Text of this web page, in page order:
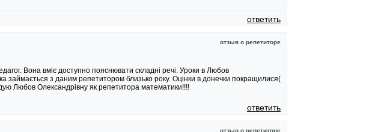
ответить
отзыв о репетиторе
Вона вміє доступно пояснювати складні речі. Уроки в Любов
займається з даним репетитором близько року. Оцінки в донечки покращилися(
Любов Олександрівну як репетитора математики!!!!
ответить
отзыв о репетиторе